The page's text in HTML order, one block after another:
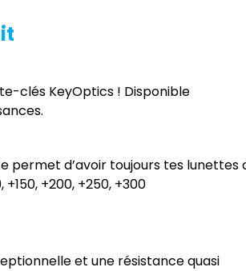
clés KeyOptics ! Disponible
permet d’avoir toujours tes lunettes
+200, +250, +300
et une résistance quasi